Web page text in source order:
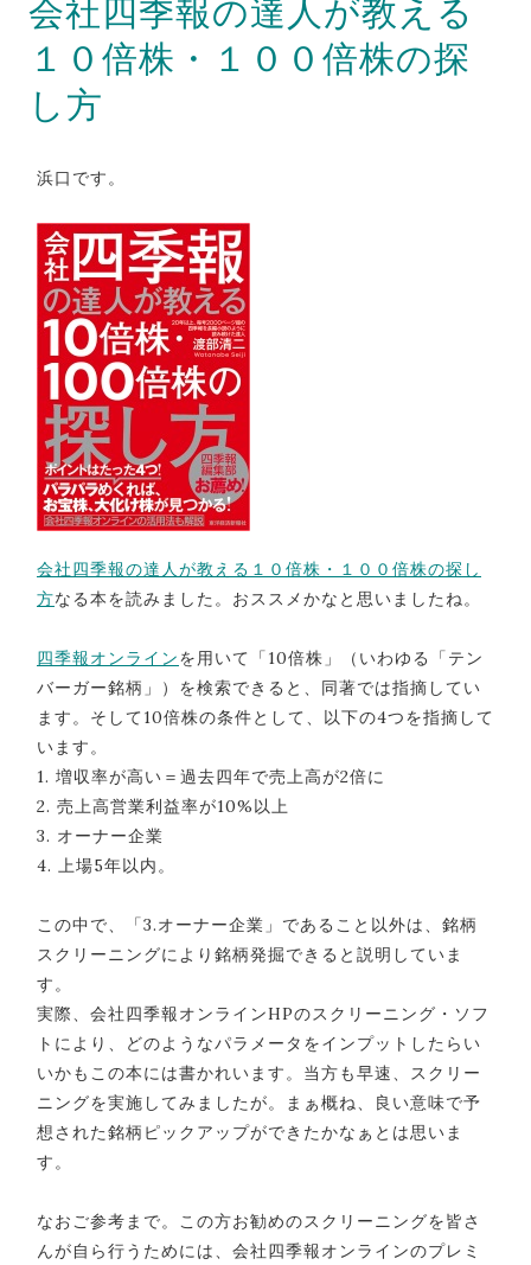
会社四季報の達人が教える
１０倍株・１００倍株の探
し方
浜口です。
会社四季報の達人が教える１０倍株・１００倍株の探し
方なる本を読みました。おススメかなと思いましたね。
四季報オンラインを用いて「10倍株」（いわゆる「テン
バーガー銘柄」）を検索できると、同著では指摘してい
ます。そして10倍株の条件として、以下の4つを指摘して
います。
1. 増収率が高い＝過去四年で売上高が2倍に
2. 売上高営業利益率が10%以上
3. オーナー企業
4. 上場5年以内。
この中で、「3.オーナー企業」であること以外は、銘柄
スクリーニングにより銘柄発掘できると説明していま
す。
実際、会社四季報オンラインHPのスクリーニング・ソフ
トにより、どのようなパラメータをインプットしたらい
いかもこの本には書かれいます。当方も早速、スクリー
ニングを実施してみましたが。まぁ概ね、良い意味で予
想された銘柄ピックアップができたかなぁとは思いま
す。
なおご参考まで。この方お勧めのスクリーニングを皆さ
んが自ら行うためには、会社四季報オンラインのプレミ